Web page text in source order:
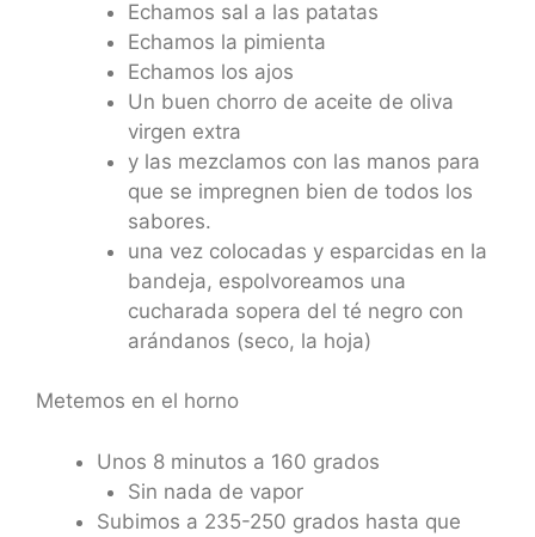
Echamos sal a las patatas
Echamos la pimienta
Echamos los ajos
Un buen chorro de aceite de oliva
virgen extra
y las mezclamos con las manos para
que se impregnen bien de todos los
sabores.
una vez colocadas y esparcidas en la
bandeja, espolvoreamos una
cucharada sopera del té negro con
arándanos (seco, la hoja)
Metemos en el horno
Unos 8 minutos a 160 grados
Sin nada de vapor
Subimos a 235-250 grados hasta que